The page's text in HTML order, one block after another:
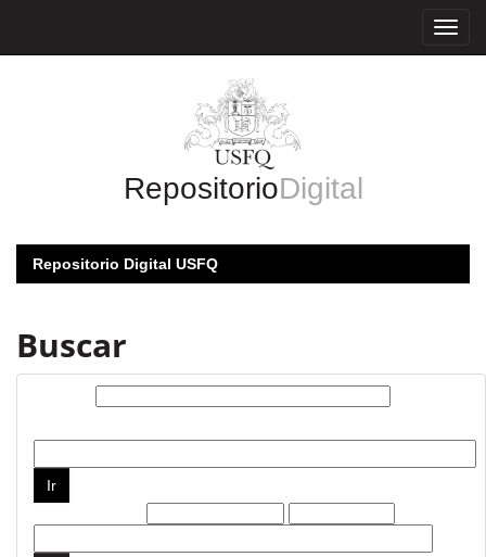
RepositorioDigital
Repositorio Digital USFQ
Buscar